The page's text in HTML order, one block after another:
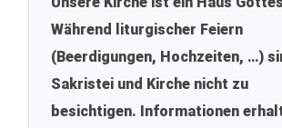
Während liturgischer Feiern
(Beerdigungen, Hochzeiten, …)
Sakristei und Kirche nicht zu
besichtigen. Informationen